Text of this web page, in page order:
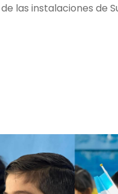
las instalaciones de